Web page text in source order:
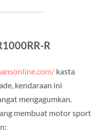
R
kasta
kendaraan ini
mengagumkan.
membuat motor sport